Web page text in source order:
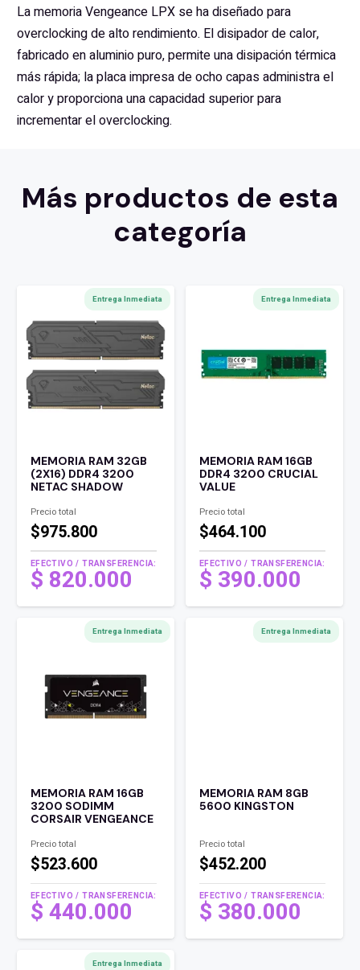
La memoria Vengeance LPX se ha diseñado para
overclocking de alto rendimiento. El disipador de calor,
fabricado en aluminio puro, permite una disipación térmica
más rápida; la placa impresa de ocho capas administra el
calor y proporciona una capacidad superior para
incrementar el overclocking.
Más productos de esta
categoría
Entrega Inmediata
MEMORIA RAM 32GB
(2X16) DDR4 3200
NETAC SHADOW
Precio total
$975.800
EFECTIVO / TRANSFERENCIA:
$ 820.000
Entrega Inmediata
MEMORIA RAM 16GB
DDR4 3200 CRUCIAL
VALUE
Precio total
$464.100
EFECTIVO / TRANSFERENCIA:
$ 390.000
Entrega Inmediata
MEMORIA RAM 16GB
3200 SODIMM
CORSAIR VENGEANCE
Precio total
$523.600
EFECTIVO / TRANSFERENCIA:
$440.000
Entrega Inmediata
MEMORIA RAM 8GB
5600 KINGSTON
Precio total
$452.200
EFECTIVO / TRANSFERENCIA:
$ 380.000
Entrega Inmediata